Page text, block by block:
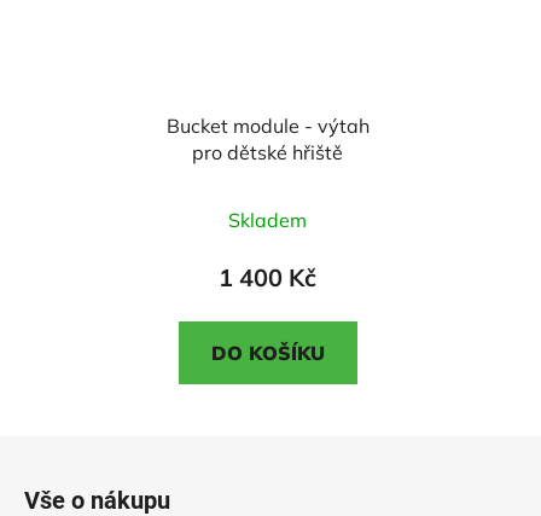
Bucket module - výtah
pro dětské hřiště
hodnocení
produktu
5,0
z
Skladem
1 400 Kč
DO KOŠÍKU
Vše o nákupu